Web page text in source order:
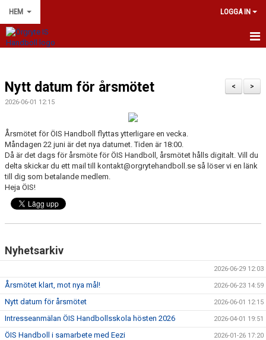
HEM LOGGA IN
OM KLUBBEN
KALENDER
DOKUMENT
VÅRA MATCHER 26/27
>
<
Nytt datum för årsmötet
2026-06-01 12:15
Årsmötet för ÖIS Handboll flyttas ytterligare en vecka.
Måndagen 22 juni är det nya datumet. Tiden är 18:00.
Då är det dags för årsmöte för ÖIS Handboll, årsmötet hålls digitalt. Vill du
delta skickar du ett mail till kontakt@orgrytehandboll.se så löser vi en länk
till dig som betalande medlem.
Heja ÖIS!
Nyhetsarkiv
2026-06-29 12:03
Årsmötet klart, mot nya mål! 2026-06-23 14:59
Nytt datum för årsmötet 2026-06-01 12:15
Intresseanmälan ÖIS Handbollsskola hösten 2026 2026-04-01 19:51
ÖIS Handboll i samarbete med Eezi 2026-01-26 17:20